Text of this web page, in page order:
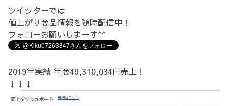
ツイッターでは
値上がり商品情報を随時配信中！
フォローお願いしまーす^^
2019年実績 年商49,310,034円売上！
↓↓↓